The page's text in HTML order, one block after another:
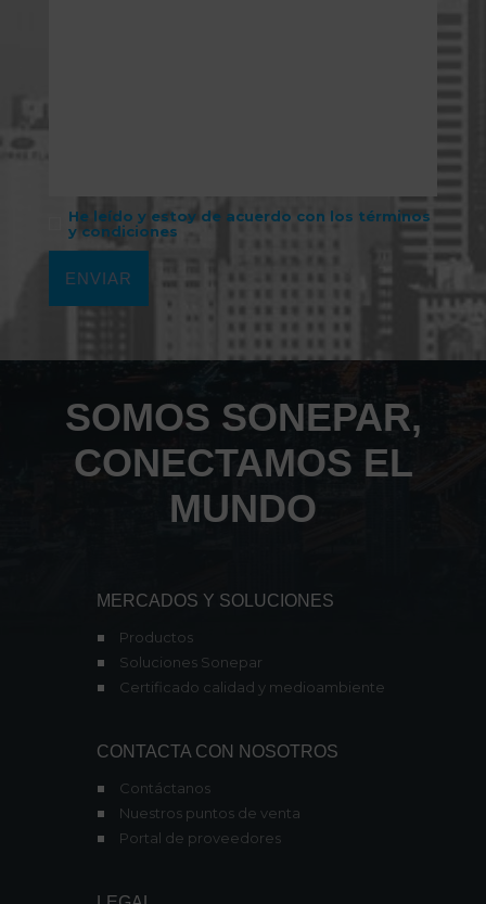
He leído y estoy de acuerdo con los términos
y condiciones
SOMOS SONEPAR,
CONECTAMOS EL
MUNDO
MERCADOS Y SOLUCIONES
Productos
Soluciones Sonepar
Certificado calidad y medioambiente
CONTACTA CON NOSOTROS
Contáctanos
Nuestros puntos de venta
Portal de proveedores